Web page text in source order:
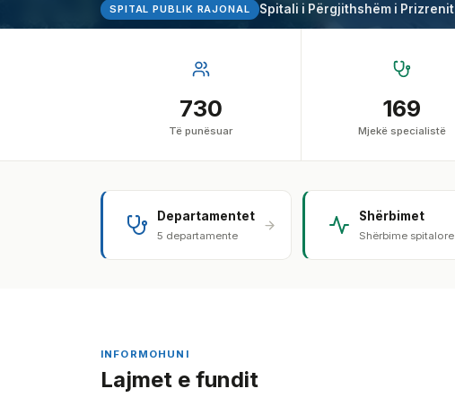
SPITAL PUBLIK RAJONAL Spitali i Përgjithshëm i Prizrenit
730
Të punësuar
169
Mjekë specialistë
Departamentet
5 departamente
Shërbimet
Shërbime spitalore
INFORMOHUNI
Lajmet e fundit